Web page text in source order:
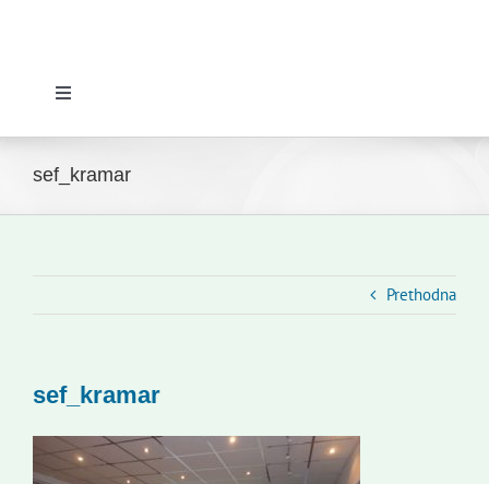
Toggle
Novosti
Kontakti
sef_kramar
Prethodna
sef_kramar